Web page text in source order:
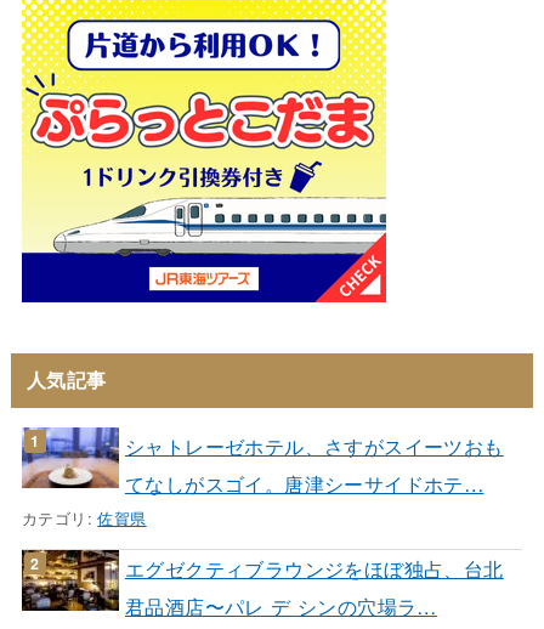
人気記事
シャトレーゼホテル、さすがスイーツおも
てなしがスゴイ。唐津シーサイドホテ…
カテゴリ:佐賀県
エグゼクティブラウンジをほぼ独占、台北
君品酒店〜パレ デ シンの穴場ラ…